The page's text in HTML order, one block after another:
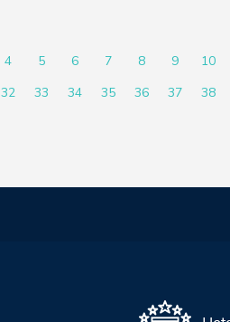
4 5 6 7 8 9 10
32 33 34 35 36 37 38